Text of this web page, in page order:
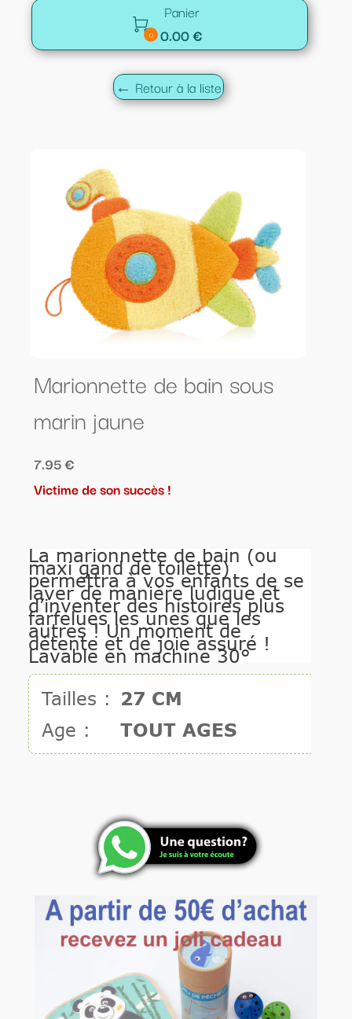

0
Panier
0.00 €
← Retour à la liste
Marionnette de bain sous
marin jaune
7.95 €
Victime de son succès !
La marionnette de bain (ou
maxi gand de toilette)
permettra à vos enfants de se
laver de manière ludique et
d’inventer des histoires plus
farfelues les unes que les
autres ! Un moment de
détente et de joie assuré !
Lavable en machine 30°
Tailles :
27 CM
Age :
TOUT AGES